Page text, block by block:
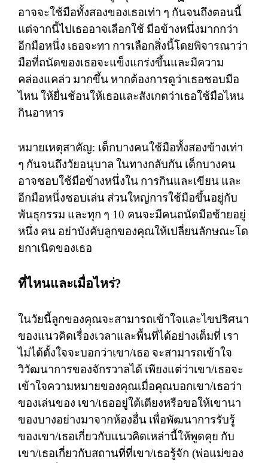
อาจจะใช้มือทั้งสองของเธอเท่า ๆ กันจนถึงตอนนี้
แต่จากนี้ไปเธออาจเลือกใช้ มือข้างหนึ่งมากกว่า
อีกมือหนึ่ง เธอจะทา การเลือกสิ่งนี้โดยพิจารณาว่า
มือที่ถนัดของเธอจะแข็งแกร่งขึ้นและมีความ
คล่องแคล่ว มากขึ้น หากต้องการดูว่าเธอชอบมือ
ไหนให้ยื่นช้อนให้เธอและสังเกตว่าเธอใช้มือไหน
กินอาหาร
หมายเหตุสาคัญ: เด็กบางคนใช้มือทั้งสองข้างเท่า
ๆ กันจนถึงวัยอนุบาล ในทางกลับกัน เด็กบางคน
อาจชอบใช้มือข้างหนึ่งใน การกินและเขียน และ
อีกมือหนึ่งชอบเล่น ส่วนใหญ่การใช้มือขึ้นอยู่กับ
พันธุกรรม และทุก ๆ 10 คนจะมีคนถนัดมือซ้ายอยู่
หนึ่ง คน อย่าบังคับลูกของคุณให้เปลี่ยนลักษณะโด
ยกาเนิดของเธอ
ที่ไหนและเมื่อไหร่?
ในวัยนี้ลูกของคุณจะสามารถเข้าใจและไขปริศนา
ของแนวคิดเรื่องเวลาและพื้นที่ได้อย่างเต็มที่ เรา
ไม่ได้ตั้งใจจะบอกว่าเขา/เธอ จะสามารถเข้าใจ
วิวัฒนาการของจักรวาลได้ เพียงแต่ว่าเขา/เธอจะ
เข้าใจความหมายของคุณเมื่อคุณบอกเขา/เธอว่า
ของเล่นของ เขา/เธออยู่ใต้เตียงหรือขอให้เขานา
ของบางอย่างมาจากห้องอื่น เพื่อพัฒนาการรับรู้
ของเขา/เธอเกี่ยวกับแนวคิดเหล่านี้ให้พูดคุย กับ
เขา/เธอเกี่ยวกับสถานที่ที่เขา/เธอรู้จัก (พ่อแม่ของ